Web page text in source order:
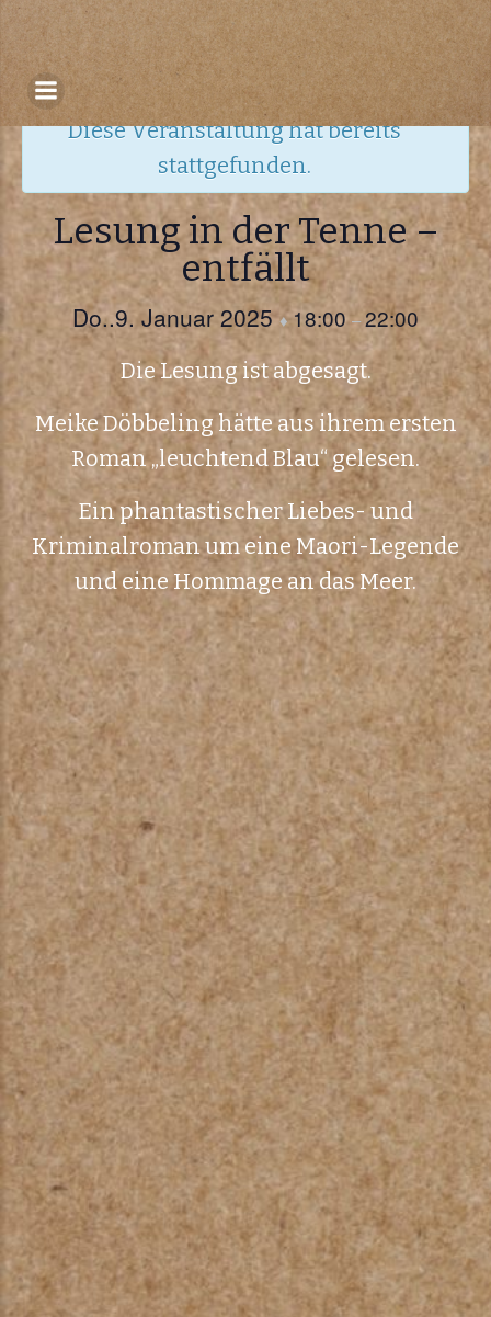
Zum
Inhalt
springen
« Alle Veranstaltungen
Diese Veranstaltung hat bereits
stattgefunden.
Lesung in der Tenne –
entfällt
Do..9. Januar 2025♦18:00–22:00
Die Lesung ist abgesagt.
Meike Döbbeling hätte aus ihrem ersten
Roman „leuchtend Blau“ gelesen.
Ein phantastischer Liebes- und
Kriminalroman um eine Maori-Legende
und eine Hommage an das Meer.